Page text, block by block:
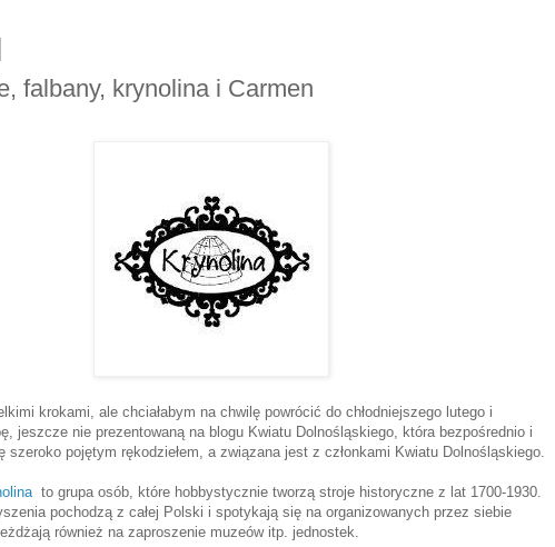
falbany, krynolina i Carmen
krokami, ale chciałabym na chwilę powrócić do chłodniejszego lutego i
jeszcze nie prezentowaną na blogu Kwiatu Dolnośląskiego, która bezpośrednio i
szeroko pojętym rękodziełem, a związana jest z członkami Kwiatu Dolnośląskiego.
to grupa osób, które hobbystycznie tworzą stroje historyczne z lat 1700-1930.
pochodzą z całej Polski i spotykają się na organizowanych przez siebie
również na zaproszenie muzeów itp. jednostek.